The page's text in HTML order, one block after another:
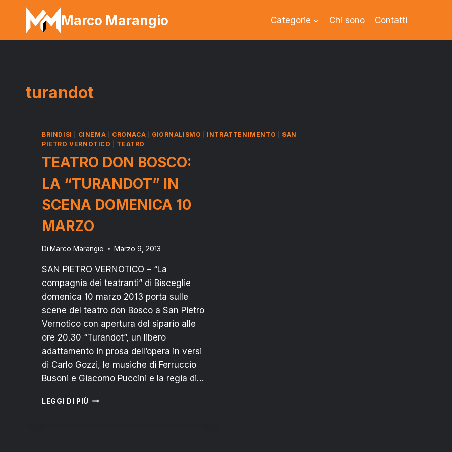
contenuto
Marco Marangio Categorie Chi sono Contatti
turandot
BRINDISI CINEMA CRONACA GIORNALISMO INTRATTENIMENTO
SAN
PIETRO VERNOTICO
TEATRO
TEATRO DON BOSCO:
LA “TURANDOT” IN
SCENA DOMENICA 10
MARZO
Di Marco Marangio Marzo 9, 2013
SAN PIETRO VERNOTICO – “La
compagnia dei teatranti” di Bisceglie
domenica 10 marzo 2013 porta sulle
scene del teatro don Bosco a San Pietro
Vernotico con apertura del sipario alle
ore 20.30 “Turandot”, un libero
adattamento in prosa dell’opera in versi
di Carlo Gozzi, le musiche di Ferruccio
Busoni e Giacomo Puccini e la regia di…
LEGGI DI PIÙ TEATRO